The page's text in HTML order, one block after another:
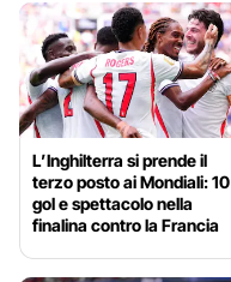
L’Inghilterra si prende il
terzo posto ai Mondiali: 10
gol e spettacolo nella
finalina contro la Francia